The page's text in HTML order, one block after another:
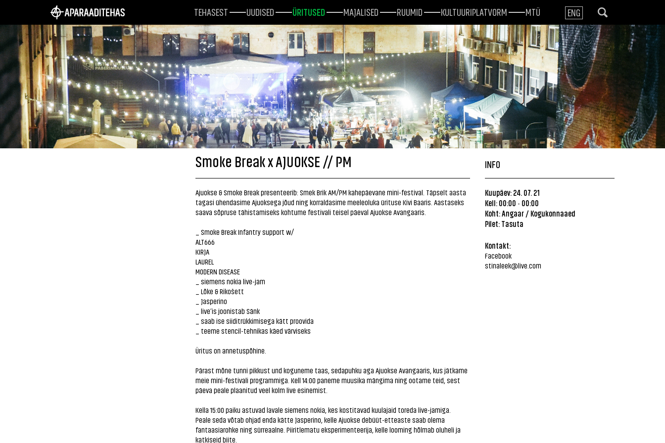
TEHASEST UUDISED ÜRITUSED MAJALISED RUUMID KULTUURIPLATVORM MTÜ ENG
Smoke Break x AJUOKSE // PM
Ajuokse & Smoke Break presenteerib: Smek Brik AM/PM kahepäevane mini-festival. Täpselt aasta
tagasi ühendasime Ajuoksega jõud ning korraldasime meeleoluka ürituse Kivi Baaris. Aastaseks
saava sõpruse tähistamiseks kohtume festivali teisel päeval Ajuokse Avangaaris.
_ Smoke Break Infantry support w/
ALT666
KIRJA
LAUREL
MODERN DISEASE
_ siemens nokia live-jam
_ Lõke & Rikošett
_ Jasperino
_ live’is joonistab Sänk
_ saab ise siiditrükkimisega kätt proovida
_ teeme stencil-tehnikas käed värviseks
Üritus on annetuspõhine.
Pärast mõne tunni pikkust und koguneme taas, sedapuhku aga Ajuokse Avangaaris, kus jätkame
meie mini-festivali programmiga. Kell 14:00 paneme muusika mängima ning ootame teid, sest
päeva peale plaanitud veel kolm live esinemist.
Kella 15:00 paiku astuvad lavale siemens nokia, kes kostitavad kuulajaid toreda live-jamiga.
Peale seda võtab ohjad enda kätte Jasperino, kelle Ajuokse debüüt-etteaste saab olema
fantaasiarohke ning sürreaalne. Piiritlematu eksperimenteerija, kelle looming hõlmab oluheli ja
katkiseid biite.
INFO
Kuupäev: 24. 07. 21
Kell: 00:00 - 00:00
Koht: Angaar / Kogukonnaaed
Pilet: Tasuta
Kontakt:
Facebook
stinaleek@live.com